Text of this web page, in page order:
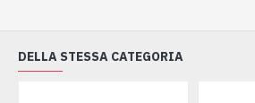
DELLA STESSA CATEGORIA